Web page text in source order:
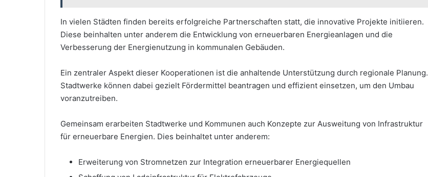
In vielen Städten finden bereits erfolgreiche Partnerschaften statt, die innovative Projekte initiieren.
Diese beinhalten unter anderem die Entwicklung von erneuerbaren Energieanlagen und die
Verbesserung der Energienutzung in kommunalen Gebäuden.
Ein zentraler Aspekt dieser Kooperationen ist die anhaltende Unterstützung durch regionale Planung.
Stadtwerke können dabei gezielt Fördermittel beantragen und effizient einsetzen, um den Umbau
voranzutreiben.
Gemeinsam erarbeiten Stadtwerke und Kommunen auch Konzepte zur Ausweitung von Infrastruktur
für erneuerbare Energien. Dies beinhaltet unter anderem:
Erweiterung von Stromnetzen zur Integration erneuerbarer Energiequellen